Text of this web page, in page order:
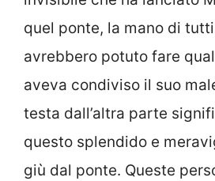
quel ponte, la mano di
avrebbero potuto fare
aveva condiviso il suo
testa dall’altra parte
questo splendido e
giù dal ponte. Queste